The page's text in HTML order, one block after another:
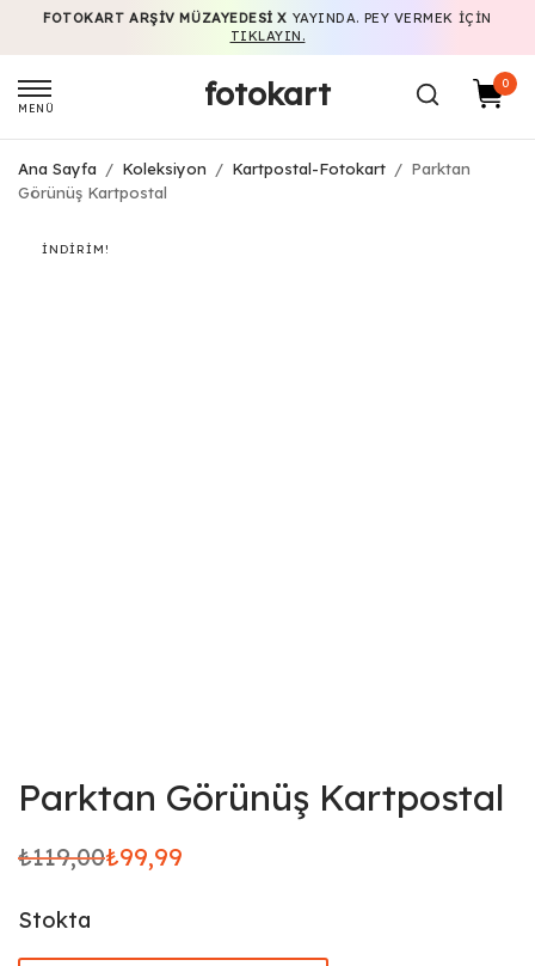
FOTOKART ARŞIV MÜZAYEDESI X YAYINDA. PEY VERMEK IÇIN
TIKLAYIN.
MENÜ fotokart 0
Ana Sayfa / Koleksiyon / Kartpostal-Fotokart / Parktan
Görünüş Kartpostal
İNDIRIM!
Parktan Görünüş Kartpostal
₺119,00
Orijinal
₺119,00.
₺99,99
Şu
fiyat:
₺99,99.
Stokta